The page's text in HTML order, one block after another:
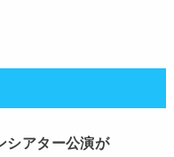
シアター公演が